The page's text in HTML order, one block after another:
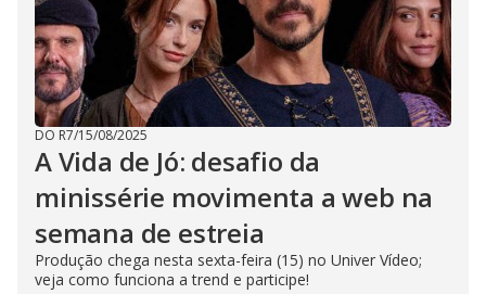
DO R7/15/08/2025
A Vida de Jó: desafio da
minissérie movimenta a web na
semana de estreia
Produção chega nesta sexta-feira (15) no Univer Vídeo;
veja como funciona a trend e participe!